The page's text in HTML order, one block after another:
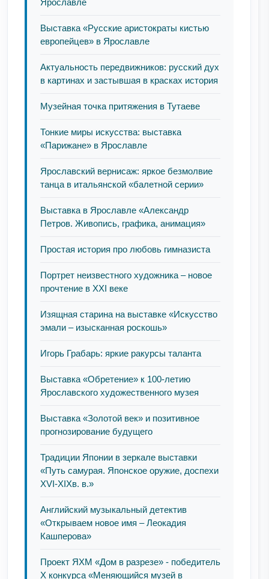
Выставка «Русские аристократы кистью
европейцев» в Ярославле
Актуальность передвижников: русский дух
в картинах и застывшая в красках история
Музейная точка притяжения в Тутаеве
Тонкие миры искусства: выставка
«Парижане» в Ярославле
Ярославский вернисаж: яркое безмолвие
танца в итальянской «балетной серии»
Выставка в Ярославле «Александр
Петров. Живопись, графика, анимация»
Простая история про любовь гимназиста
Портрет неизвестного художника – новое
прочтение в XXI веке
Изящная старина на выставке «Искусство
эмали – изысканная роскошь»
Игорь Грабарь: яркие ракурсы таланта
Выставка «Обретение» к 100-летию
Ярославского художественного музея
Выставка «Золотой век» и позитивное
прогнозирование будущего
Традиции Японии в зеркале выставки
«Путь самурая. Японское оружие, доспехи
XVI-XIXв. в.»
Английский музыкальный детектив
«Открываем новое имя – Леокадия
Кашперова»
Проект ЯХМ «Дом в разрезе» - победитель
Х конкурса «Меняющийся музей в